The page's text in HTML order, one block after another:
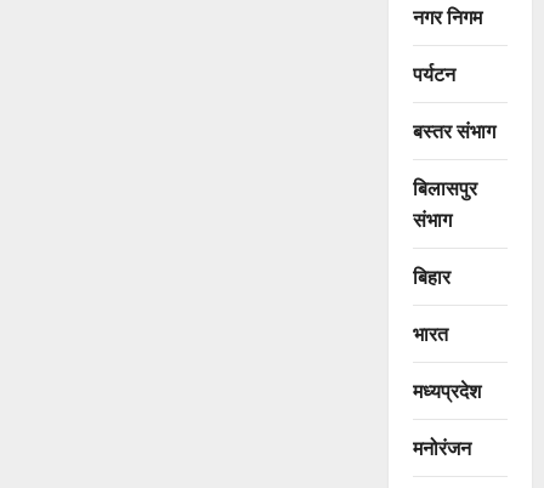
नगर निगम
पर्यटन
बस्तर संभाग
बिलासपुर
संभाग
बिहार
भारत
मध्यप्रदेश
मनोरंजन